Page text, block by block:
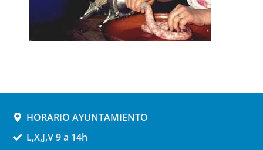
HORARIO AYUNTAMIENTO
L,X,J,V 9 a 14h